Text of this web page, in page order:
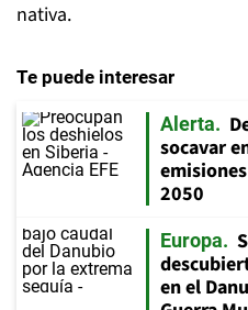
nativa.
Te puede interesar
Alerta
socavar
2050
Europa
en el